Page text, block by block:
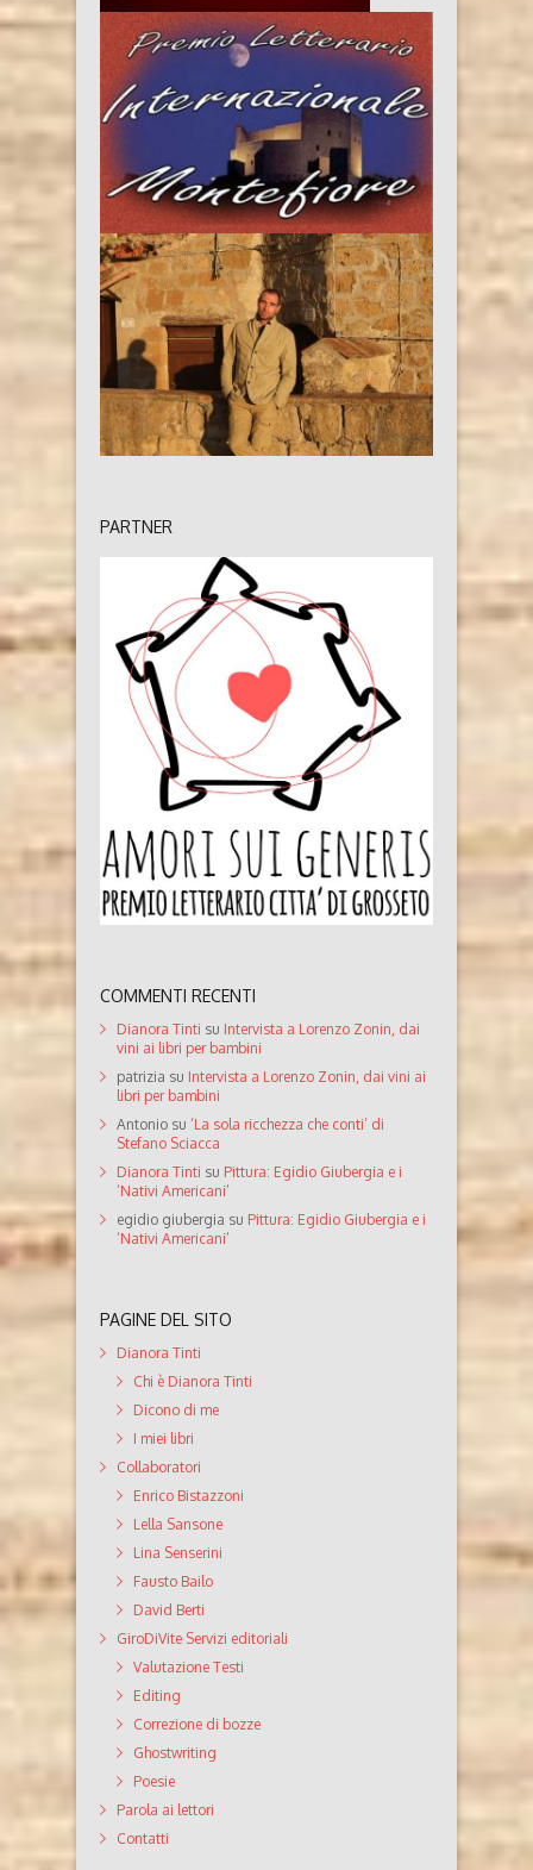
PARTNER
COMMENTI RECENTI
Dianora Tinti su Intervista a Lorenzo Zonin, dai
vini ai libri per bambini
patrizia su Intervista a Lorenzo Zonin, dai vini ai
libri per bambini
Antonio su ‘La sola ricchezza che conti’ di
Stefano Sciacca
Dianora Tinti su Pittura: Egidio Giubergia e i
‘Nativi Americani’
egidio giubergia su Pittura: Egidio Giubergia e i
‘Nativi Americani’
PAGINE DEL SITO
Dianora Tinti
Chi è Dianora Tinti
Dicono di me
I miei libri
Collaboratori
Enrico Bistazzoni
Lella Sansone
Lina Senserini
Fausto Bailo
David Berti
GiroDiVite Servizi editoriali
Valutazione Testi
Editing
Correzione di bozze
Ghostwriting
Poesie
Parola ai lettori
Contatti